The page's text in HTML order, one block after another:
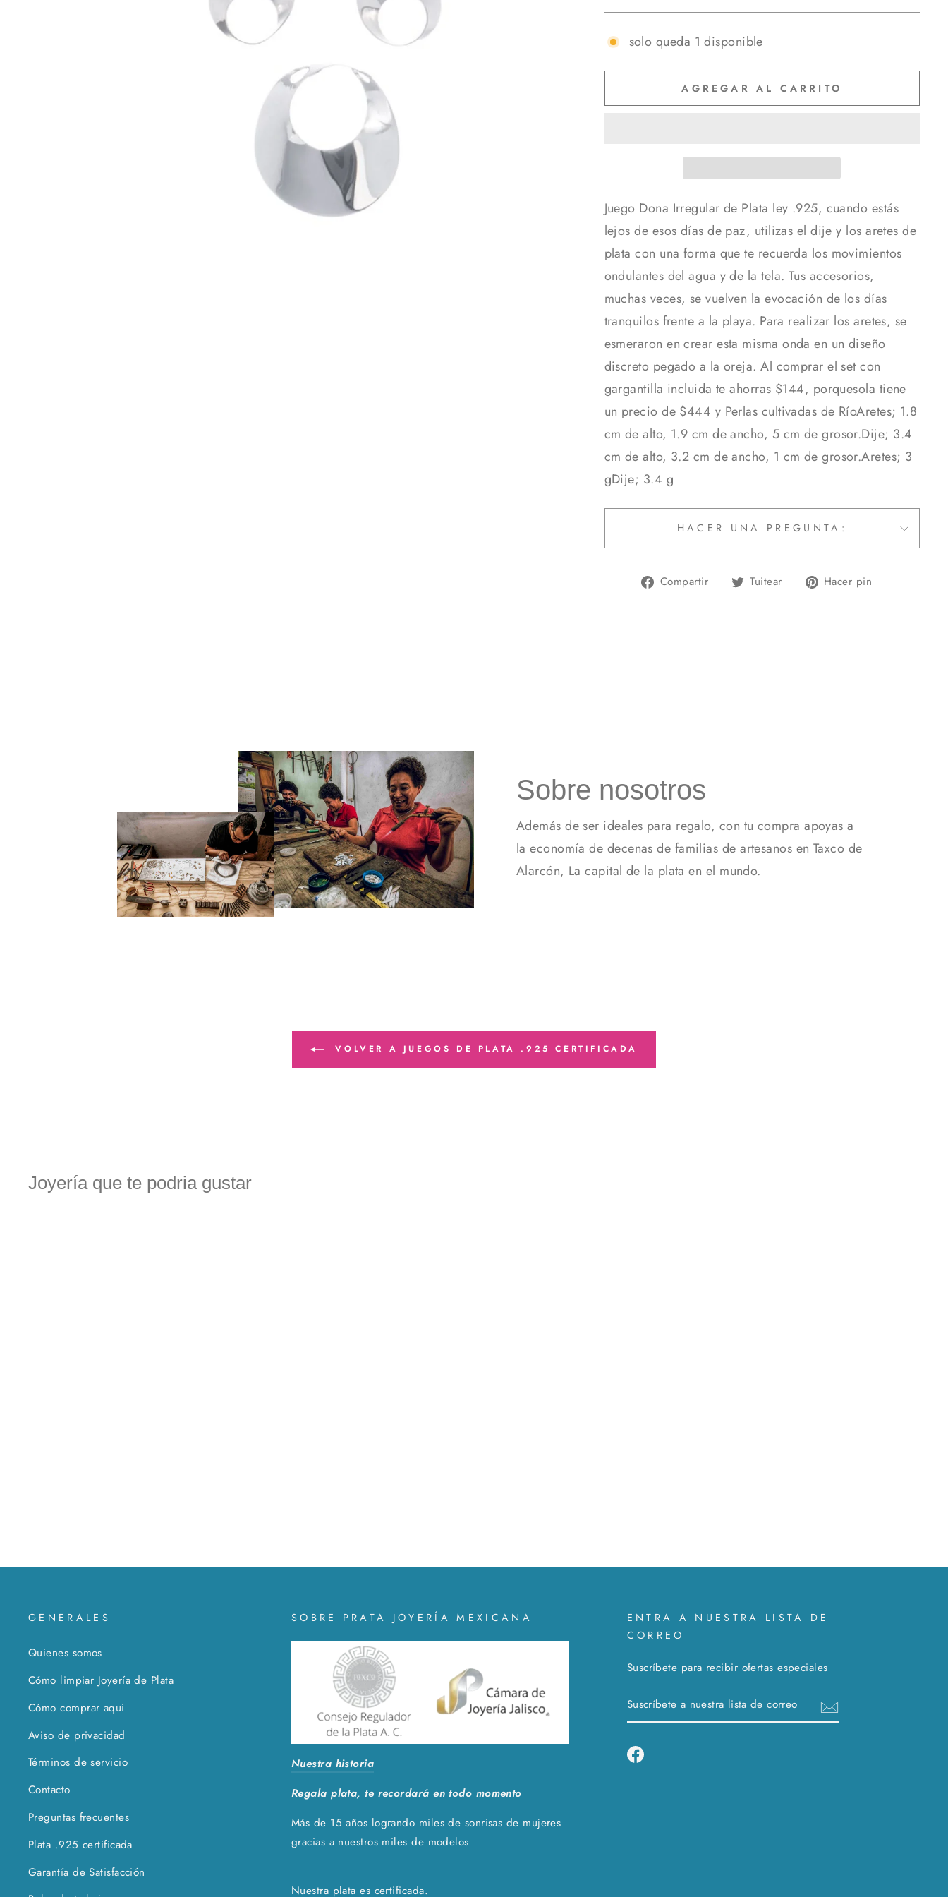
solo queda 1 disponible
AGREGAR AL CARRITO
Juego Dona Irregular de Plata ley .925, cuando estás
lejos de esos días de paz, utilizas el dije y los aretes de
plata con una forma que te recuerda los movimientos
ondulantes del agua y de la tela. Tus accesorios,
muchas veces, se vuelven la evocación de los días
tranquilos frente a la playa. Para realizar los aretes, se
esmeraron en crear esta misma onda en un diseño
discreto pegado a la oreja. Al comprar el set con
gargantilla incluida te ahorras $144, porquesola tiene
un precio de $444 y Perlas cultivadas de RíoAretes; 1.8
cm de alto, 1.9 cm de ancho, 5 cm de grosor.Dije; 3.4
cm de alto, 3.2 cm de ancho, 1 cm de grosor.Aretes; 3
gDije; 3.4 g
HACER UNA PREGUNTA:
Compartir
Compartir
Tuitear
TuitearHacer pin
Sobre nosotros
Además de ser ideales para regalo, con tu compra apoyas a
la economía de decenas de familias de artesanos en Taxco de
Alarcón, La capital de la plata en el mundo.
VOLVER A JUEGOS DE PLATA .925 CERTIFICADA
Joyería que te podria gustar
GENERALES
Quienes somos
Cómo limpiar Joyería de Plata
Cómo comprar aqui
Aviso de privacidad
Términos de servicio
Contacto
Preguntas frecuentes
Plata .925 certificada
Garantía de Satisfacción
SOBRE PRATA JOYERÍA MEXICANA
Nuestra historia
Regala plata, te recordará en todo momento
Más de 15 años logrando miles de sonrisas de mujeres
gracias a nuestros miles de modelos
Nuestra plata es certificada.
ENTRA A NUESTRA LISTA DE
CORREO
Suscríbete para recibir ofertas especiales
A
NUESTRA
DEFacebook